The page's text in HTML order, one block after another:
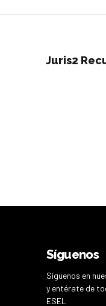
Juris2
Síguenos
Síguenos en
y entérate de
ESEL